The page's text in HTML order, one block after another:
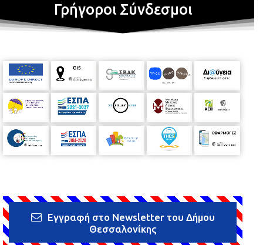
Γρήγοροι Σύνδεσμοι
Εγγραφή στο Newsletter του Δήμου
Θεσσαλονίκης